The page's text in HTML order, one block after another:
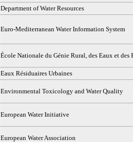
Department of Water Resources
Euro-Mediterranean Water Information System
École Nationale du Génie Rural, des Eaux et des
Eaux Résiduaires Urbaines
Environmental Toxicology and Water Quality
European Water Initiative
European Water Association